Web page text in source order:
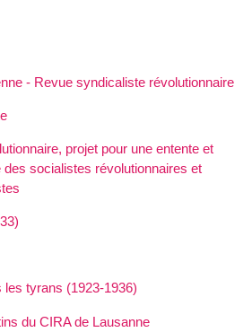
- Revue syndicaliste révolutionnaire
projet pour une entente et
des socialistes révolutionnaires et
les tyrans (1923-1936)
du CIRA de Lausanne